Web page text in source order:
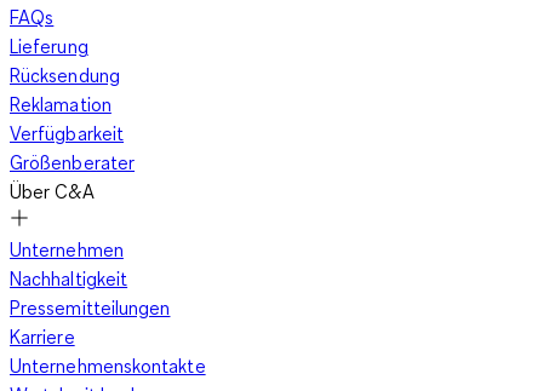
FAQs
Lieferung
Rücksendung
Reklamation
Verfügbarkeit
Größenberater
Über C&A
Unternehmen
Nachhaltigkeit
Pressemitteilungen
Karriere
Unternehmenskontakte